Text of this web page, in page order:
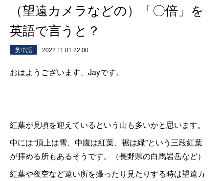
（望遠カメラなどの）「〇倍」を
英語で言うと？
英単語 2022.11.01 22:00
おはようございます、Jayです。
紅葉が見頃を迎えているという山も多いかと思います。
中には“頂上は雪、中腹は紅葉、裾は緑”という三段紅葉
が拝める所もあるそうです。（長野県の白馬岩岳など）
紅葉や夜空など遠い所を撮ったり見たりする時は望遠カ